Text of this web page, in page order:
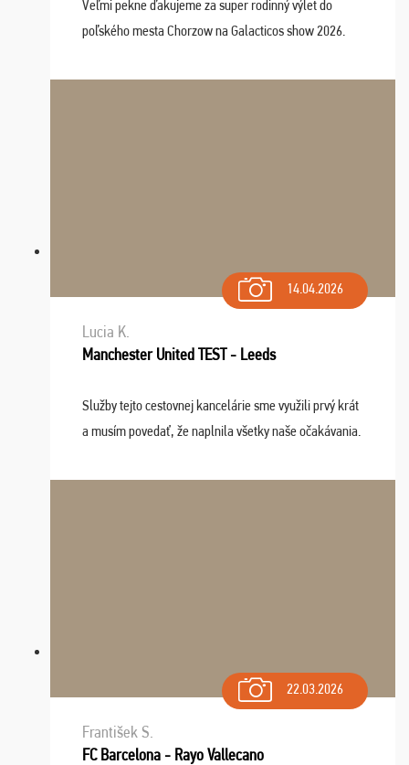
Veľmi pekne ďakujeme za super rodinný výlet do
poľského mesta Chorzow na Galacticos show 2026.
Navštívili sme aj zábavný park Legendia, previe ...
14.04.2026
Lucia K.
Manchester United TEST - Leeds
Služby tejto cestovnej kancelárie sme využili prvý krát
a musím povedať, že naplnila všetky naše očakávania.
dispozícii nonstop (milí, profesionálni ...
22.03.2026
František S.
FC Barcelona - Rayo Vallecano